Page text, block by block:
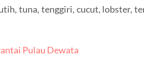
tuna, tenggiri, cucut, lobster,
Pulau Dewata